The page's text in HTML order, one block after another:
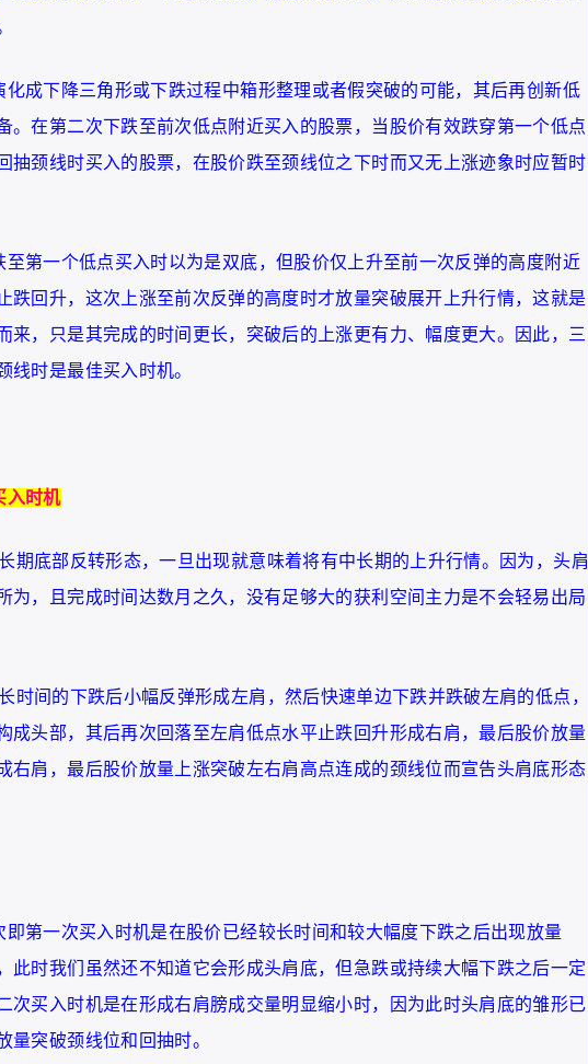
化成下降三角形或下跌过程中箱形整理或者假突破的可能，其后再创新低
。在第二次下跌至前次低点附近买入的股票，当股价有效跌穿第一个低点
抽颈线时买入的股票，在股价跌至颈线位之下时而又无上涨迹象时应暂时
至第一个低点买入时以为是双底，但股价仅上升至前一次反弹的高度附近
跌回升，这次上涨至前次反弹的高度时才放量突破展开上升行情，这就是
来，只是其完成的时间更长，突破后的上涨更有力、幅度更大。因此，三
线时是最佳买入时机。
入时机
期底部反转形态，一旦出现就意味着将有中长期的上升行情。因为，头肩
为，且完成时间达数月之久，没有足够大的获利空间主力是不会轻易出局
时间的下跌后小幅反弹形成左肩，然后快速单边下跌并跌破左肩的低点，
成头部，其后再次回落至左肩低点水平止跌回升形成右肩，最后股价放量
右肩，最后股价放量上涨突破左右肩高点连成的颈线位而宣告头肩底形态
即第一次买入时机是在股价已经较长时间和较大幅度下跌之后出现放量
此时我们虽然还不知道它会形成头肩底，但急跌或持续大幅下跌之后一定
次买入时机是在形成右肩膀成交量明显缩小时，因为此时头肩底的雏形已
量突破颈线位和回抽时。